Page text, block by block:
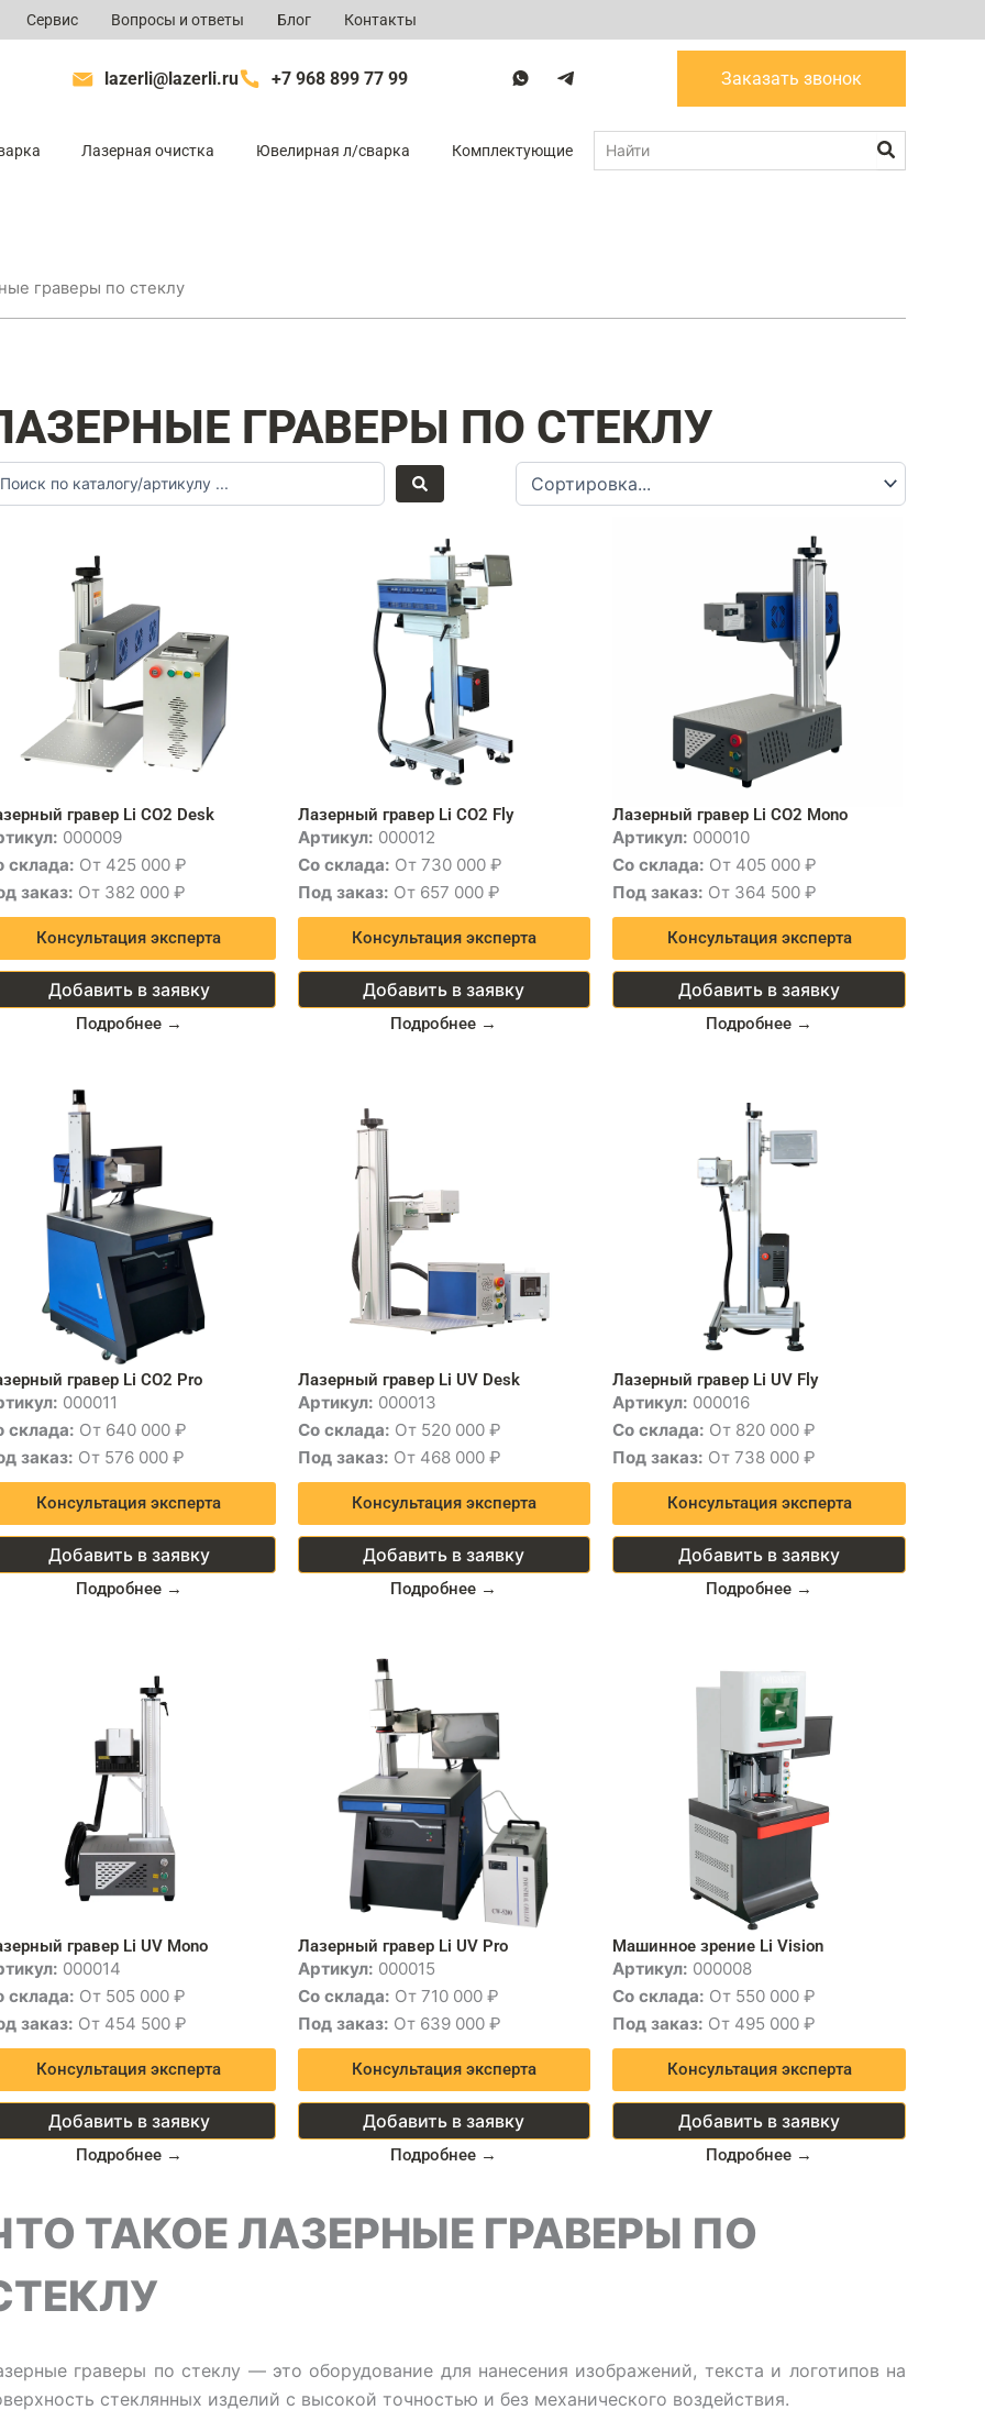
Сервис Вопросы и ответы Блог Контакты
lazerli@lazerli.ru +7 968 899 77 99 W
a
T
g Заказать звонок
Лазерная очистка Ювелирная л/сварка Комплектующие Поиск
граверы по стеклу
ГРАВЕРЫ ПО СТЕКЛУ
гравер Li CO2 Desk
000009
склада: От 425 000 ₽
заказ: От 382 000 ₽
Консультация эксперта
Добавить в заявку
Подробнее →
Лазерный гравер Li CO2 Fly
Артикул: 000012
Со склада: От 730 000 ₽
Под заказ: От 657 000 ₽
Консультация эксперта
Добавить в заявку
Подробнее →
Лазерный гравер Li CO2 Mono
Артикул: 000010
Со склада: От 405 000 ₽
Под заказ: От 364 500 ₽
Консультация эксперта
Добавить в заявку
Подробнее →
гравер Li CO2 Pro
000011
склада: От 640 000 ₽
заказ: От 576 000 ₽
Консультация эксперта
Добавить в заявку
Подробнее →
Лазерный гравер Li UV Desk
Артикул: 000013
Со склада: От 520 000 ₽
Под заказ: От 468 000 ₽
Консультация эксперта
Добавить в заявку
Подробнее →
Лазерный гравер Li UV Fly
Артикул: 000016
Со склада: От 820 000 ₽
Под заказ: От 738 000 ₽
Консультация эксперта
Добавить в заявку
Подробнее →
гравер Li UV Mono
000014
склада: От 505 000 ₽
заказ: От 454 500 ₽
Консультация эксперта
Добавить в заявку
Подробнее →
Лазерный гравер Li UV Pro
Артикул: 000015
Со склада: От 710 000 ₽
Под заказ: От 639 000 ₽
Консультация эксперта
Добавить в заявку
Подробнее →
Машинное зрение Li Vision
Артикул: 000008
Со склада: От 550 000 ₽
Под заказ: От 495 000 ₽
Консультация эксперта
Добавить в заявку
Подробнее →
ТАКОЕ ЛАЗЕРНЫЕ ГРАВЕРЫ ПО
граверы по стеклу — это оборудование для нанесения изображений, текста и логотипов на
стеклянных изделий с высокой точностью и без механического воздействия.